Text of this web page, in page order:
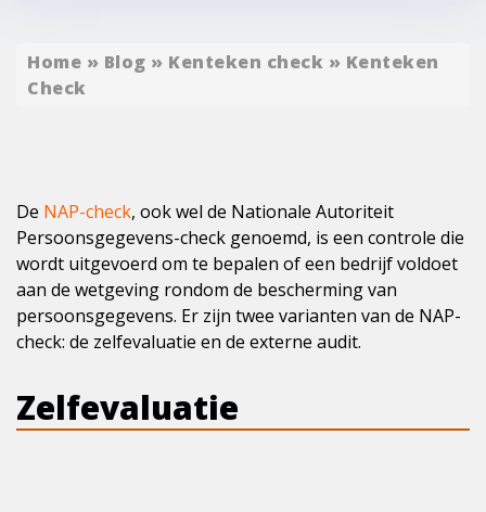
Home » Blog » Kenteken check » Kenteken
Check
De NAP-check, ook wel de Nationale Autoriteit
Persoonsgegevens-check genoemd, is een controle die
wordt uitgevoerd om te bepalen of een bedrijf voldoet
aan de wetgeving rondom de bescherming van
persoonsgegevens. Er zijn twee varianten van de NAP-
check: de zelfevaluatie en de externe audit.
Zelfevaluatie